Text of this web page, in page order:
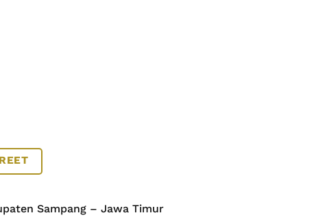
Sampang – Jawa Timur